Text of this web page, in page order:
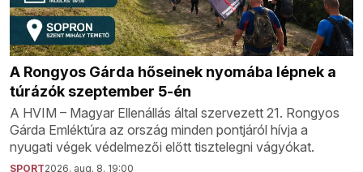
A Rongyos Gárda hőseinek nyomába lépnek a
túrázók szeptember 5-én
A HVIM – Magyar Ellenállás által szervezett 21. Rongyos
Gárda Emléktúra az ország minden pontjáról hívja a
nyugati végek védelmezői előtt tisztelegni vágyókat.
SPORT2026. aug. 8. 19:00